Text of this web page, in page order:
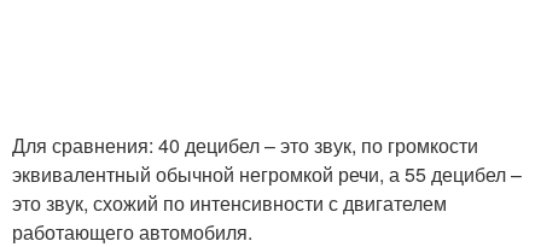
Для сравнения: 40 децибел – это звук, по громкости
эквивалентный обычной негромкой речи, а 55 децибел –
это звук, схожий по интенсивности с двигателем
работающего автомобиля.